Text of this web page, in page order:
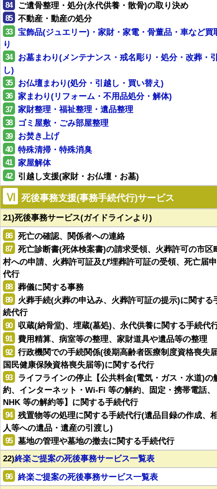
84 ご遺骨整理・処分(永代供養・散骨)の取り決め
85 不動産・動産の処分
33
宝飾品(ジュエリー)・家財・家電・骨董品・車など買
り
34
お墓まわり(メンテナンス・戒名彫り・処分・改葬・
し)
35 お仏壇まわり(処分・引越し・買い替え)
36 家まわり(リフォーム・不用品処分・解体)
37 家財整理・福祉整理・遺品整理
38 ゴミ屋敷・ごみ部屋整理
39 お焚き上げ
40 特殊清掃・特殊消臭
41 家屋解体
42 引越し支援(家財・お仏壇・お墓)
Ⅵ 死後事務支援(事務手続代行)サービス
21)死後事務サービス(ガイドラインより)
86 死亡の確認、関係者への連絡
87
死亡診断書(死体検案書)の請求受領、火葬許可の市区
村への申請、火葬許可証及び埋葬許可証の受領、死亡届
代行
88 葬儀に関する事務
89
火葬手続(火葬の申込み、火葬許可証の提示)に関する
続代行
90 収蔵(納骨堂)、埋蔵(墓処)、永代供養に関する手続代
91 費用精算、病室等の整理、家財道具や遺品等の整理
92
行政機関での手続関係(後期高齢者医療制度資格喪失
国民健康保険資格喪失届等)に関する代行
93
ライフラインの停止【公共料金(電気・ガス・水道)の
約、インターネット・Wi-Fi 等の解約、固定・携帯電話、
NHK 等の解約等】に関する手続代行
94
残置物等の処理に関する手続代行(遺品目録の作成、
人等への遺品・遺産の引渡し)
95
墓地の管理や墓地の撤去に関する手続代行
22)終楽ご提案の死後事務サービス一覧表
96 終楽ご提案の死後事務サービス一覧表